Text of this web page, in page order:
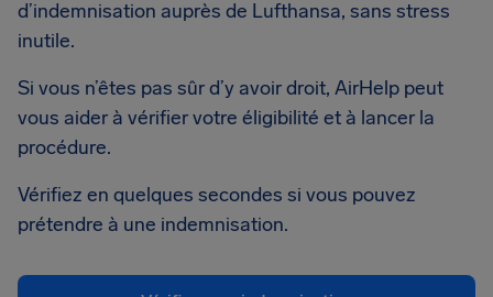
d’indemnisation auprès de Lufthansa, sans stress
inutile.
Si vous n’êtes pas sûr d’y avoir droit, AirHelp peut
vous aider à vérifier votre éligibilité et à lancer la
procédure.
Vérifiez en quelques secondes si vous pouvez
prétendre à une indemnisation.